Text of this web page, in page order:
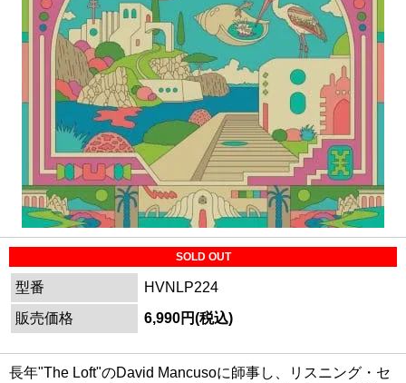
SOLD OUT
型番
HVNLP224
販売価格
6,990円(税込)
長年"The Loft"のDavid Mancusoに師事し、リスニング・セ